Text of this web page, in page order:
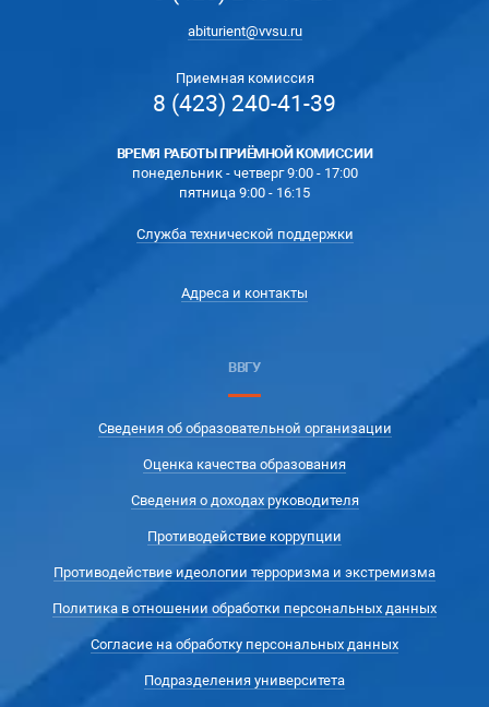
abiturient@vvsu.ru
Приемная комиссия
8 (423) 240-41-39
ВРЕМЯ РАБОТЫ ПРИЁМНОЙ КОМИССИИ
понедельник - четверг 9:00 - 17:00
пятница 9:00 - 16:15
Служба технической поддержки
Адреса и контакты
ВВГУ
Сведения об образовательной организации
Оценка качества образования
Сведения о доходах руководителя
Противодействие коррупции
Противодействие идеологии терроризма и экстремизма
Политика в отношении обработки персональных данных
Согласие на обработку персональных данных
Подразделения университета